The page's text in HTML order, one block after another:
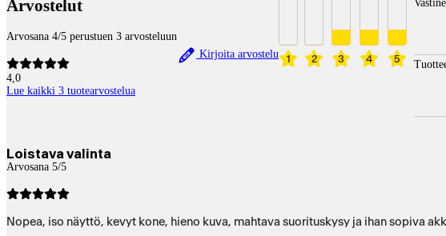
Arvostelut
Arvosana 4/5 perustuen 3 arvosteluun
4,0
Lue kaikki 3 tuotearvostelua
Kirjoita arvostelu 1 2 3 4 5
Loistava valinta
Arvosana 5/5
Nopea, iso näyttö, kevyt kone, hieno kuva, mahtava suorituskysy ja ihan sopiva